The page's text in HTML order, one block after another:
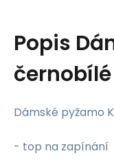
Popis
Dámské pyžamo
- top na zapínání